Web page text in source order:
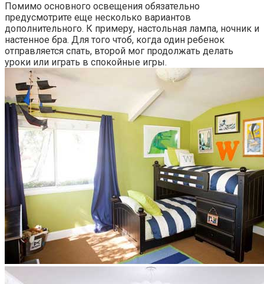
Помимо основного освещения обязательно
предусмотрите еще несколько вариантов
дополнительного. К примеру, настольная лампа, ночник и
настенное бра. Для того чтоб, когда один ребенок
отправляется спать, второй мог продолжать делать
уроки или играть в спокойные игры.